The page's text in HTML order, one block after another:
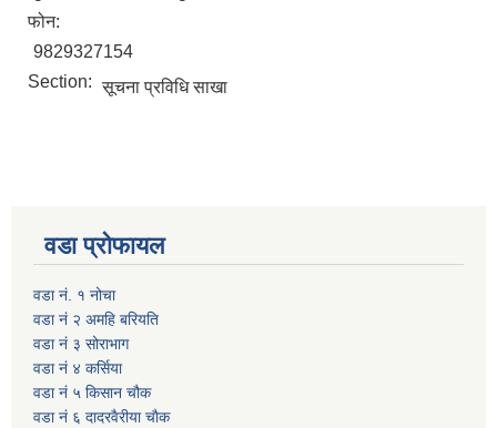
फोन:
9829327154
Section: सूचना प्रविधि साखा
वडा प्रोफायल
वडा नं. १ नोचा
वडा नं २ अमहि बरियति
वडा नं ३ सोराभाग
वडा नं ४ कर्सिया
वडा नं ५ किसान चौक
वडा नं ६ दादरवैरीया चाैक